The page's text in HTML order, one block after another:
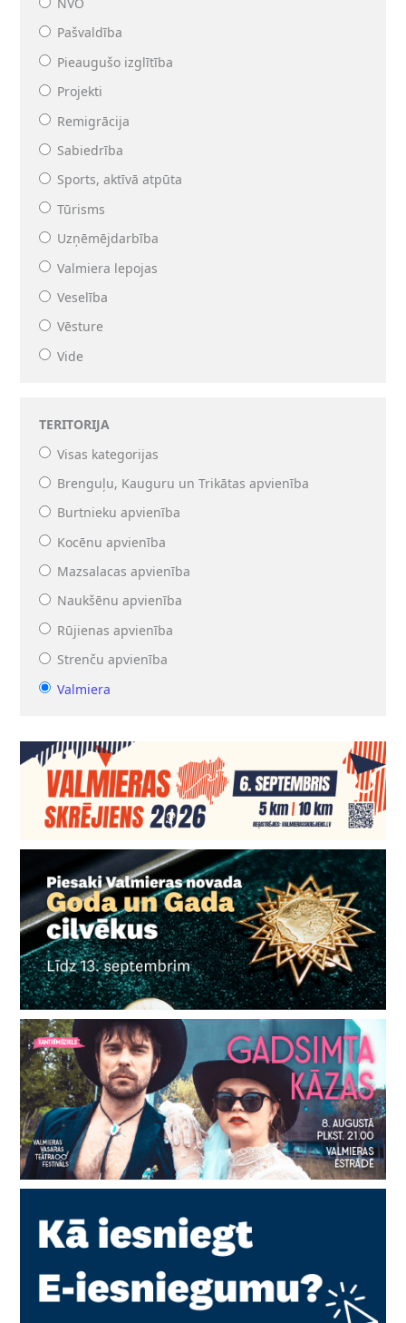
Pašvaldība
Pieaugušo izglītība
Projekti
Remigrācija
Sabiedrība
Sports, aktīvā atpūta
Tūrisms
Uzņēmējdarbība
Valmiera lepojas
Veselība
Vēsture
Vide
TERITORIJA
Visas kategorijas
Brenguļu, Kauguru un Trikātas apvienība
Burtnieku apvienība
Kocēnu apvienība
Mazsalacas apvienība
Naukšēnu apvienība
Rūjienas apvienība
Strenču apvienība
Valmiera